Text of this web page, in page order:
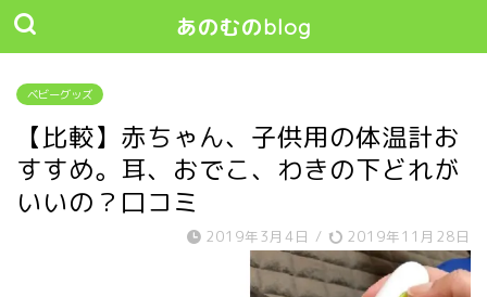
あのむのblog
ベビーグッズ
【比較】赤ちゃん、子供用の体温計お
すすめ。耳、おでこ、わきの下どれが
いいの？口コミ
2019年3月4日 / 2019年11月28日